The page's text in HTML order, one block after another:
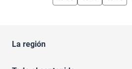
La región